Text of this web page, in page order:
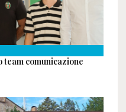
team comunicazione